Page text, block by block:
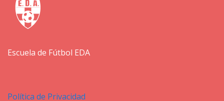
Escuela de Fútbol EDA
Política de Privacidad